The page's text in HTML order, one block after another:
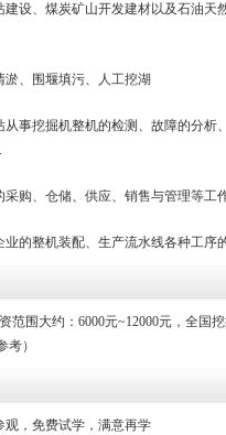
设、煤炭矿山开发建材以及石油天
、围堰填污、人工挖湖
挖掘机整机的检测、故障的分析
购、仓储、供应、销售与管理等工
的整机装配、生产流水线各种工序
围大约：6000元~12000元，全国
考）
，免费试学，满意再学